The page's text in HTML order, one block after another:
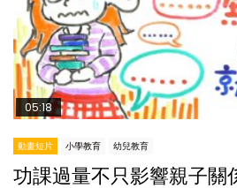
05:18
動畫短片 小學教育 幼兒教育
功課過量不只影響親子關